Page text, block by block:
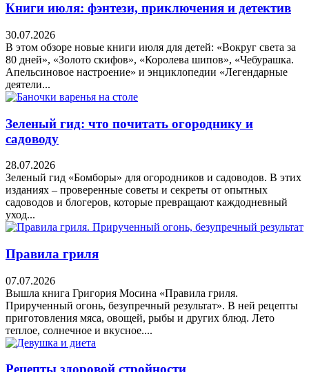
Книги июля: фэнтези, приключения и детектив
30.07.2026
В этом обзоре новые книги июля для детей: «Вокруг света за
80 дней», «Золото скифов», «Королева шипов», «Чебурашка.
Апельсиновое настроение» и энциклопедии «Легендарные
деятели...
Зеленый гид: что почитать огороднику и
садоводу
28.07.2026
Зеленый гид «Бомборы» для огородников и садоводов. В этих
изданиях – проверенные советы и секреты от опытных
садоводов и блогеров, которые превращают каждодневный
уход...
Правила гриля
07.07.2026
Вышла книга Григория Мосина «Правила гриля.
Прирученный огонь, безупречный результат». В ней рецепты
приготовления мяса, овощей, рыбы и других блюд. Лето
теплое, солнечное и вкусное....